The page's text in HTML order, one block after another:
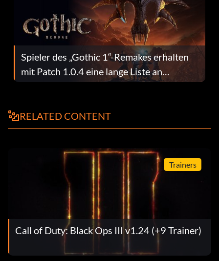
Spieler des „Gothic 1“-Remakes erhalten
mit Patch 1.0.4 eine lange Liste an
Fehlerbehebungen
RELATED CONTENT
Trainers
Call of Duty: Black Ops III v1.24 (+9 Trainer)